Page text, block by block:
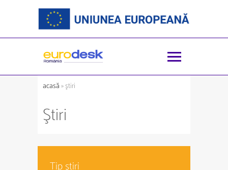
acasă» ştiri
Ştiri
Tip ştiri